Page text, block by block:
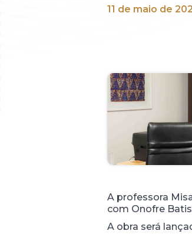
11 de maio de
A professora
com Onofre
A obra será